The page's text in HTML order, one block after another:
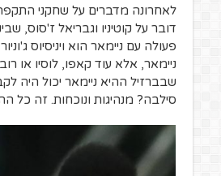
לאחרונה מדברים על שחקני
דובר על קוטיניו וגבריאל ז'סוס,
פעולה עם ניימאר הוא ויניסיוס
ניימאר, אלא עוד קאפו, לוסיו או
שבברזיל ההיא ניימאר יכול היה
סילבה? מנהיגות ונוכחות. זה כל